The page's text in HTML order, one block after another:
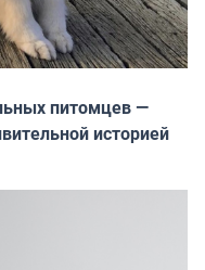
питомцев —
историей